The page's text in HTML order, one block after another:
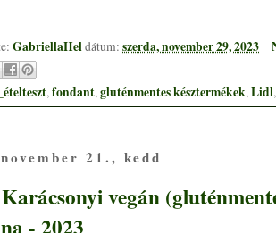
GabriellaHeldátum: szerda, november 29, 2023
_ételteszt,fondant,gluténmentes késztermékek,Lidl
21., kedd
vegán